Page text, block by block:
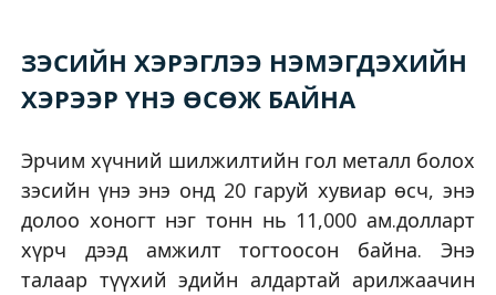
ЗЭСИЙН ХЭРЭГЛЭЭ НЭМЭГДЭХИЙН
ХЭРЭЭР ҮНЭ ӨСӨЖ БАЙНА
Эрчим хүчний шилжилтийн гол металл болох
зэсийн үнэ энэ онд 20 гаруй хувиар өсч, энэ
долоо хоногт нэг тонн нь 11,000 ам.долларт
хүрч дээд амжилт тогтоосон байна. Энэ
талаар түүхий эдийн алдартай арилжаачин